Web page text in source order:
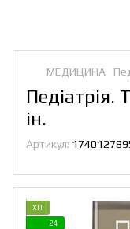
МЕДИЦИНА
Педіатрія.
ін.
Артикул:
ХІТ
24